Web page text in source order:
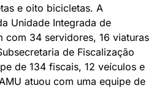
e oito bicicletas. A
Unidade Integrada de
com 34 servidores, 16 viaturas
de Fiscalização
de 134 fiscais, 12 veículos e
atuou com uma equipe de